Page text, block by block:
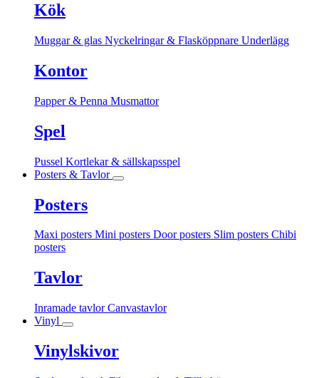
Kök
Muggar & glas Nyckelringar & Flasköppnare Underlägg
Kontor
Papper & Penna Musmattor
Spel
Pussel Kortlekar & sällskapsspel
Posters & Tavlor
Posters
Maxi posters Mini posters Door posters Slim posters Chibi
posters
Tavlor
Inramade tavlorCanvastavlor
Vinyl
Vinylskivor